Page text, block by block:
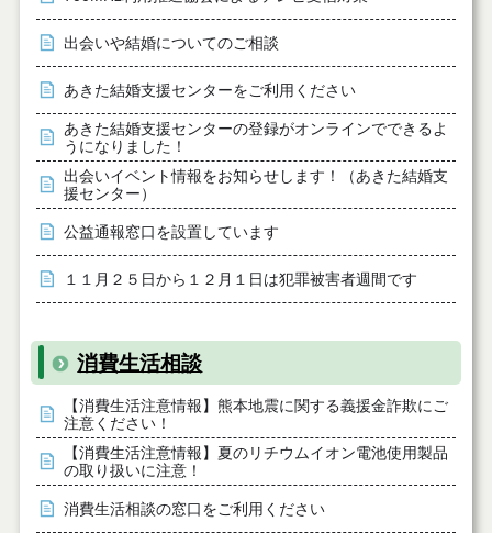
出会いや結婚についてのご相談
あきた結婚支援センターをご利用ください
あきた結婚支援センターの登録がオンラインでできるよ
うになりました！
出会いイベント情報をお知らせします！（あきた結婚支
援センター）
公益通報窓口を設置しています
１１月２５日から１２月１日は犯罪被害者週間です
消費生活相談
【消費生活注意情報】熊本地震に関する義援金詐欺にご
注意ください！
【消費生活注意情報】夏のリチウムイオン電池使用製品
の取り扱いに注意！
消費生活相談の窓口をご利用ください